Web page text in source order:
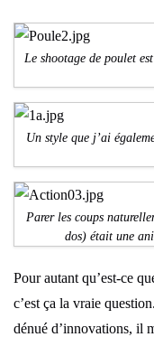
Le shootage de poulet
Un style que j’ai
Parer les coups
dos) était une
Pour autant qu’est-ce
c’est ça la vraie
dénué d’innovations, il